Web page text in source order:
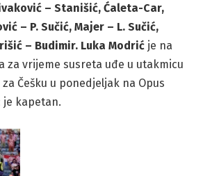
– Stanišić, Ćaleta-Car,
– P. Sučić, Majer – L. Sučić,
– Budimir. Luka Modrić je na
za vrijeme susreta uđe u utakmicu
Češku u ponedjeljak na Opus
je kapetan.